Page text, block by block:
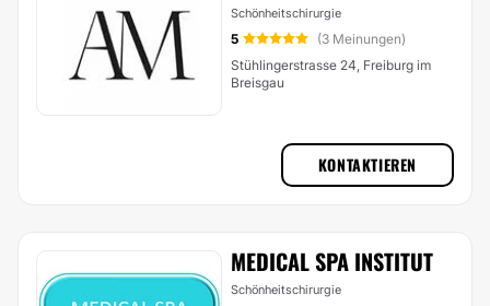
Schönheitschirurgie
5
(3 Meinungen)
Stühlingerstrasse 24, Freiburg im
Breisgau
KONTAKTIEREN
MEDICAL SPA INSTITUT
Schönheitschirurgie